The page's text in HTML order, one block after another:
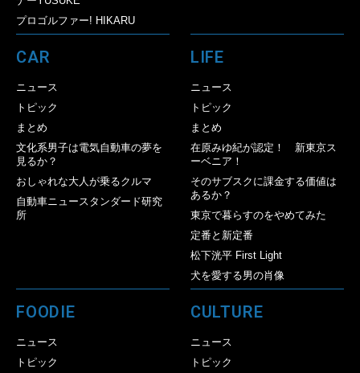
プロゴルファー! HIKARU
CAR
ニュース
トピック
まとめ
文化系男子は電気自動車の夢を
見るか？
おしゃれな大人が乗るクルマ
自動車ニュースタンダード研究
所
LIFE
ニュース
トピック
まとめ
在原みゆ紀が認定！ 新東京ス
ーベニア！
そのサブスクに課金する価値は
あるか？
東京で暮らすのをやめてみた
定番と新定番
松下洸平 First Light
犬を愛する男の肖像
FOODIE
ニュース
トピック
CULTURE
ニュース
トピック